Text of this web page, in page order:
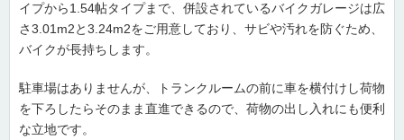
イプから1.54帖タイプまで、併設されているバイクガレージは広
さ3.01m2と3.24m2をご用意しており、サビや汚れを防ぐため、
バイクが長持ちします。
駐車場はありませんが、トランクルームの前に車を横付けし荷物
を下ろしたらそのまま直進できるので、荷物の出し入れにも便利
な立地です。